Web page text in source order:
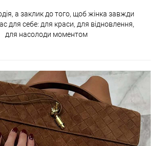
а заклик до того, щоб жінка завжди
для себе: для краси, для відновлення,
для насолоди моментом